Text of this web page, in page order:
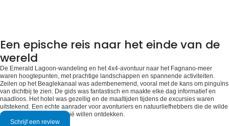
Een epische reis naar het einde van de
wereld
De Emerald Lagoon-wandeling en het 4x4-avontuur naar het Fagnano-meer
waren hoogtepunten, met prachtige landschappen en spannende activiteiten.
Zeilen op het Beaglekanaal was adembenemend, vooral met de kans om pinguïns
van dichtbij te zien. De gids was fantastisch en maakte elke dag informatief en
naadloos. Het hotel was gezellig en de maaltijden tijdens de excursies waren
uitstekend. Een echte aanrader voor avonturiers en natuurliefhebbers die de wilde
schoonheid van Patagonië willen ontdekken.
Schrijf een review